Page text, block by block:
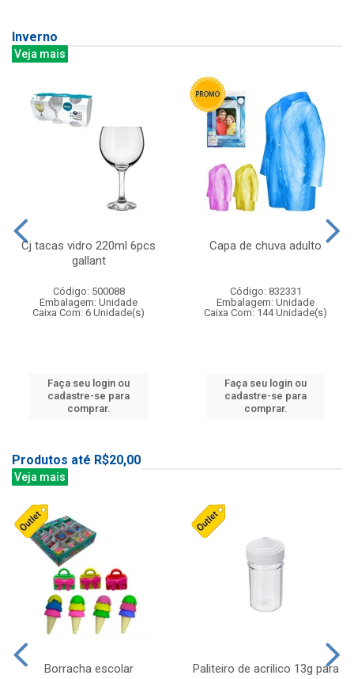
Inverno
Veja mais
Cj tacas vidro 220ml 6pcs
gallant
Código: 500088
Embalagem: Unidade
Caixa Com: 6 Unidade(s)
Faça seu login ou
cadastre-se para
comprar.
Capa de chuva adulto
Código: 832331
Embalagem: Unidade
Caixa Com: 144 Unidade(s)
Faça seu login ou
cadastre-se para
comprar.
Produtos até R$20,00
Veja mais
Borracha escolar
Paliteiro de acrilico 13g para